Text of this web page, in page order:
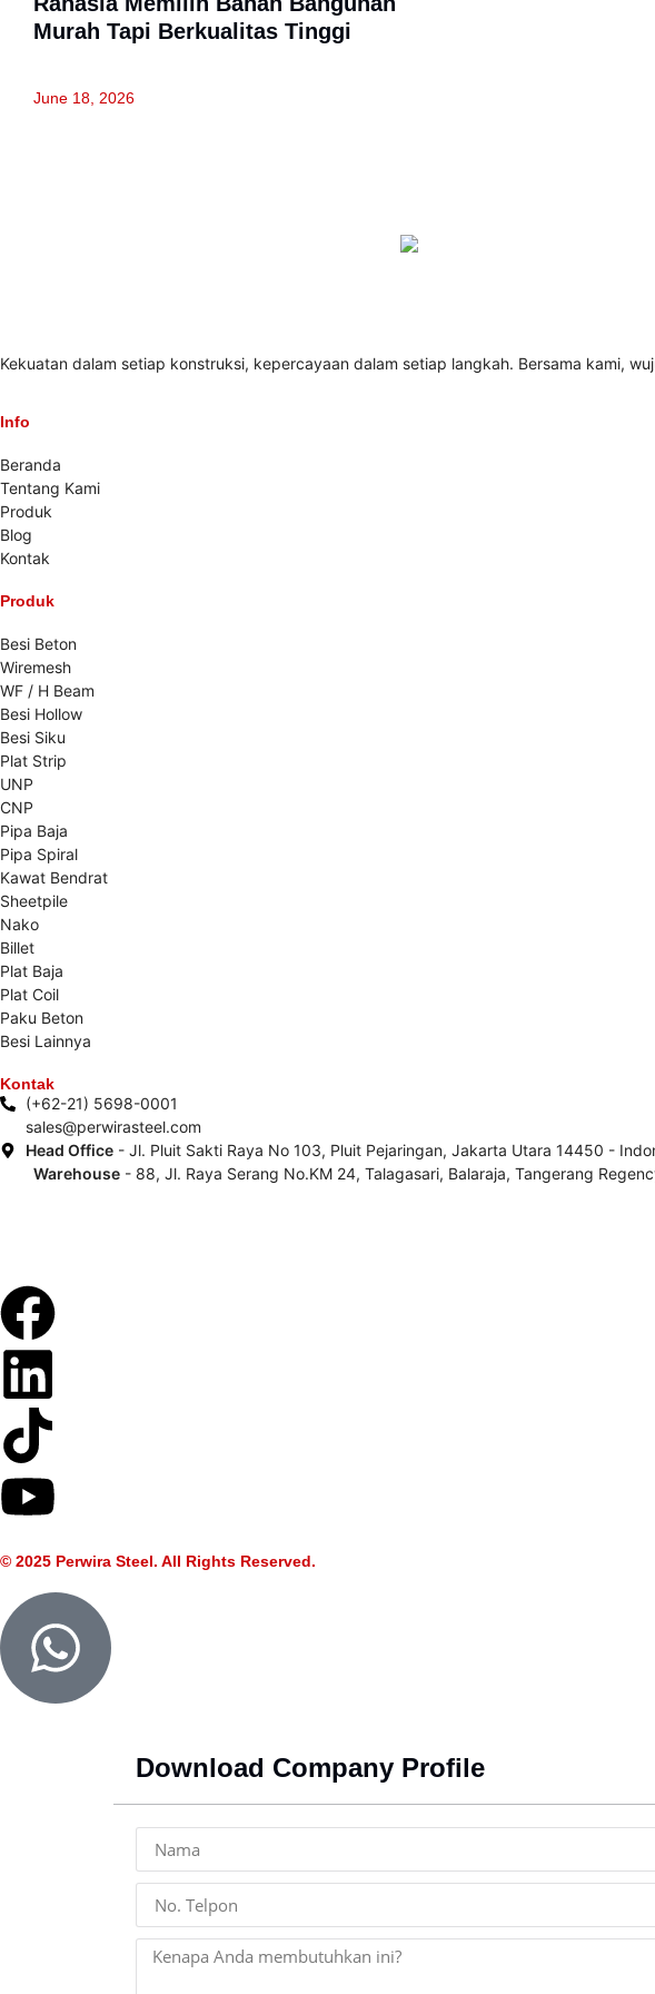
Murah Tapi Berkualitas Tinggi
June 18, 2026
Kekuatan dalam setiap konstruksi, kepercayaan dalam setiap langkah. Bersama kami,
Info
Beranda
Tentang Kami
Produk
Blog
Kontak
Produk
Besi Beton
Wiremesh
WF / H Beam
Besi Hollow
Besi Siku
Plat Strip
UNP
CNP
Pipa Baja
Pipa Spiral
Kawat Bendrat
Sheetpile
Nako
Billet
Plat Baja
Plat Coil
Paku Beton
Besi Lainnya
Kontak
(+62-21) 5698-0001
sales@perwirasteel.com
Head Office- Jl. Pluit Sakti Raya No 103, Pluit Pejaringan, Jakarta Utara 14450 -
Warehouse - 88, Jl. Raya Serang No.KM 24, Talagasari, Balaraja, Tangerang
© 2025 Perwira Steel. All Rights Reserved.
Download Company Profile